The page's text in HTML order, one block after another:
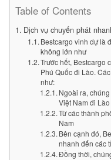
Table of Contents
Dịch vụ chuyển phát
Bestcargo vinh dự là
không lớn như
Trước hết, Bestcargo
Phú Quốc đi Lào.
như:
Ngoài ra,
Việt Nam đi
Từ các thành
Nam
Bên cạnh đó,
nhanh đến các
Đồng thời,